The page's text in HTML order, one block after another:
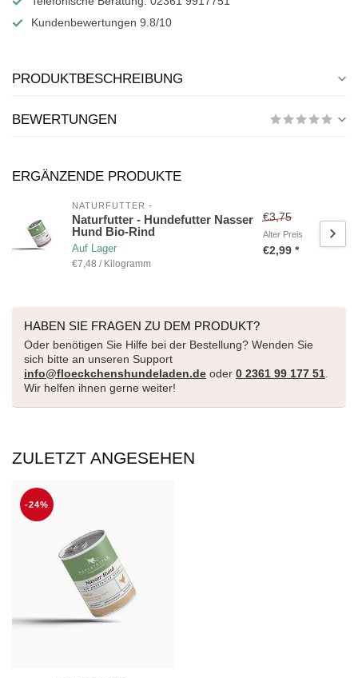
Kundenbewertungen 9.8/10
PRODUKTBESCHREIBUNG
BEWERTUNGEN
ERGÄNZENDE PRODUKTE
NATURFUTTER -
Naturfutter - Hundefutter Nasser
Hund Bio-Rind
Auf Lager
€7,48 / Kilogramm
€3,75
Alter Preis
€2,99 *
HABEN SIE FRAGEN ZU DEM PRODUKT?
Oder benötigen Sie Hilfe bei der Bestellung? Wenden Sie
sich bitte an unseren Support
info@floeckchenshundeladen.de oder 0 2361 99 177 51.
Wir helfen ihnen gerne weiter!
ZULETZT ANGESEHEN
-24%